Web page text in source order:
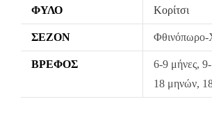
εμάς, δεσμευόμαστε με άμεση αντικατάστασή του
χωρίς καμία οικονομική επιβάρυνση του
ΦΎΛΟ Κορίτσι
ΣΕΖΌΝ Φθινόπωρο-
ΒΡΈΦΟΣ
6-9 μήνες,
18 μηνών,